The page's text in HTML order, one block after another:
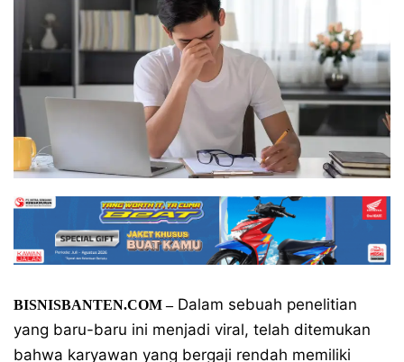
BISNISBANTEN.COM –Dalam sebuah penelitian
yang baru-baru ini menjadi viral, telah ditemukan
bahwa karyawan yang bergaji rendah memiliki